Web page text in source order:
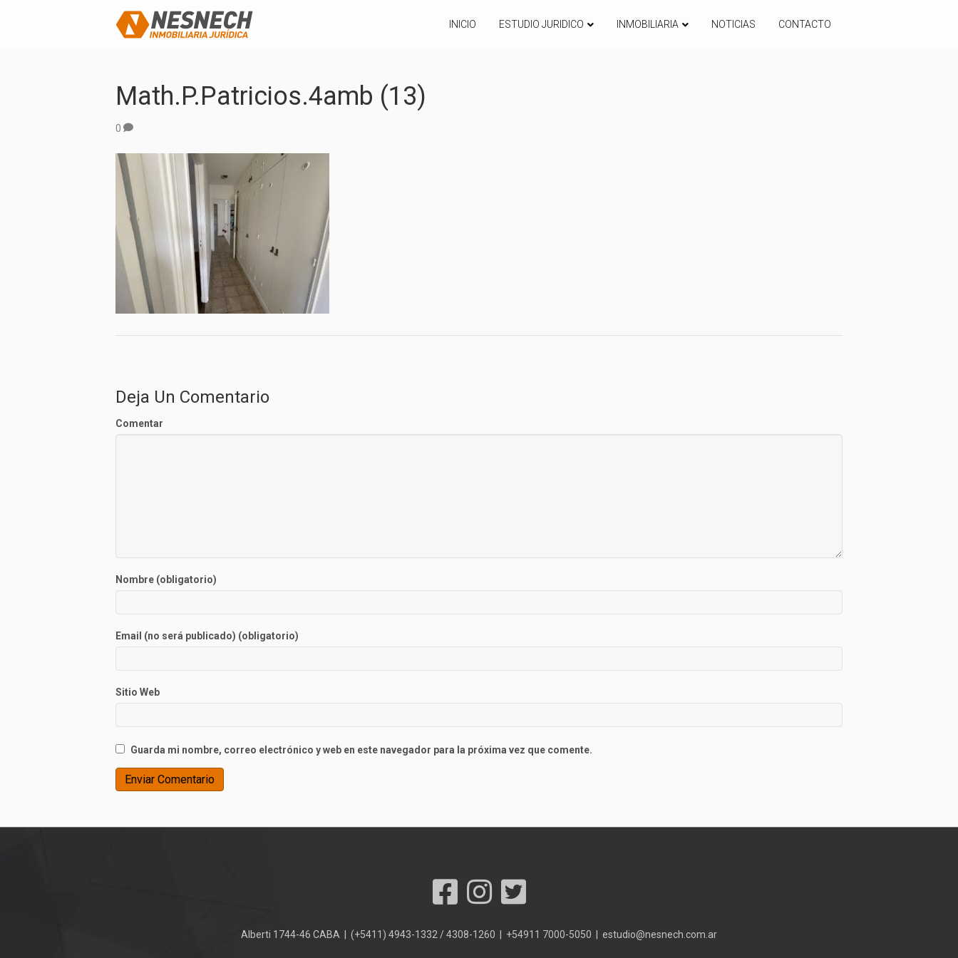
INICIO ESTUDIO JURIDICO INMOBILIARIA NOTICIAS CONTACTO
Math.P.Patricios.4amb (13)
0
Deja Un Comentario
Comentar
Nombre (obligatorio)
Email (no será publicado) (obligatorio)
Sitio Web
Guarda mi nombre, correo electrónico y web en este navegador para la próxima vez que comente.
Alberti 1744-46 CABA | (+5411) 4943-1332 / 4308-1260 | +54911 7000-5050 | estudio@nesnech.com.ar